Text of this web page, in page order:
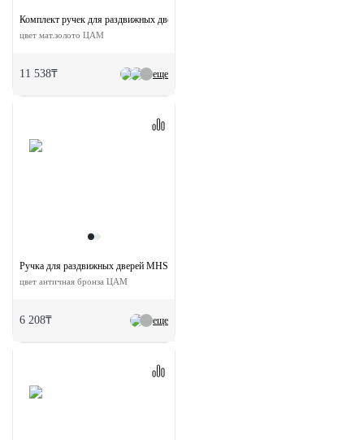
еще
Комплект ручек для раздвижных дверей MHS150 WC SG
цвет мат.золото ЦАМ
11 538₸
еще
Ручка для раздвижных дверей MHS-2 AB
цвет античная бронза ЦАМ
6 208₸